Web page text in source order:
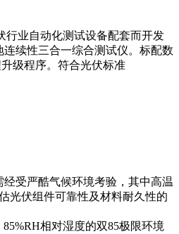
行业自动化测试设备配套而开发
续性三合一综合测试仪。标配数
级程序。符合光伏标准
受严酷气候环境考验，其中高温
光伏组件可靠性及材料耐久性的
相对湿度的双85极限环境